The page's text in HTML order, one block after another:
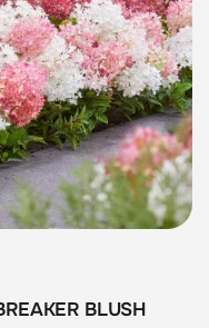
BLUSH